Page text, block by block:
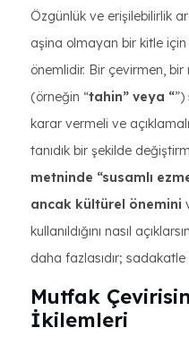
Özgünlük ve erişilebilirlik
aşina olmayan bir kitle
önemlidir. Bir çevirmen, bir
(örneğin “tahin” veya “
karar vermeli ve
tanıdık bir şekilde
metninde “susamlı
ancak kültürel önemini
kullanıldığını nasıl
daha fazlasıdır;
Mutfak
İkilemleri